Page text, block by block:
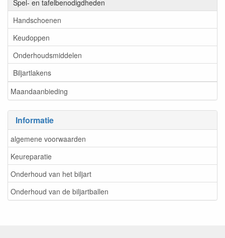
Spel- en tafelbenodigdheden
Handschoenen
Keudoppen
Onderhoudsmiddelen
Biljartlakens
Maandaanbieding
Informatie
algemene voorwaarden
Keureparatie
Onderhoud van het biljart
Onderhoud van de biljartballen